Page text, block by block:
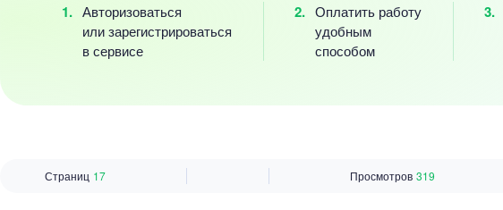
Авторизоваться
или зарегистрироваться
в сервисе
Оплатить работу
удобным
способом
Страниц 17 Просмотров 319